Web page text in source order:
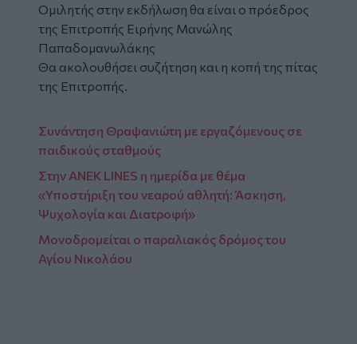
Ομιλητής στην εκδήλωση θα είναι ο πρόεδρος
της Επιτροπής Ειρήνης Μανώλης
Παπαδομανωλάκης
Θα ακολουθήσει συζήτηση και η κοπή της πίτας
της Επιτροπής.
Συνάντηση Θραψανιώτη με εργαζόμενους σε
παιδικούς σταθμούς
Στην ANEK LINES η ημερίδα με θέμα
«Υποστήριξη του νεαρού αθλητή: Άσκηση,
Ψυχολογία και Διατροφή»
Μονοδρομείται ο παραλιακός δρόμος του
Αγίου Νικολάου